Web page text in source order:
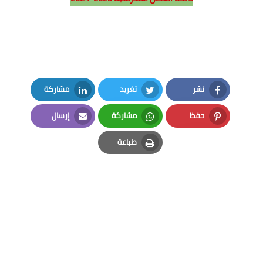
نشر
Facebook
تغريد
Twitter
مشاركة
LinkedIn
حفظ
Pinterest
مشاركة
Whatsapp
إرسال
Email
طباعة
Print